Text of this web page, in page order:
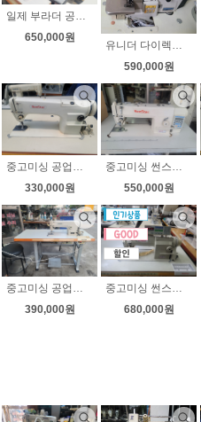
일제 부라더 공업용오버록 니혼오버 무소음 속도조절 상태좋아요
650,000원
유니더 다이렉트 공업용오버록 무소음 속도조절 상태좋아요
590,000원
중고미싱 공업용미싱 썬스타 146B 땀수7MM 현수막미싱 청바지미싱 상태좋아요
330,000원
중고미싱 썬스타 자동사절미싱 2520 무소음 속도조절
550,000원
중고미싱 공업용미싱 부라더736 무소음모터 속도조절 상태좋아요
390,000원
중고미싱 썬스타 235AS 무소음 속도조절 상태좋아요
680,000원